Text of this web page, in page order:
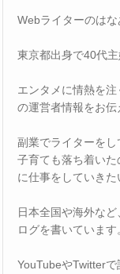
Webライターのはな
東京都出身で40代主
エンタメに情熱を
の運営者情報をお伝
副業でライターをし
子育ても落ち着い
に仕事をしていきた
日本全国や海外な
ログを書いています
YouTubeやTwitter